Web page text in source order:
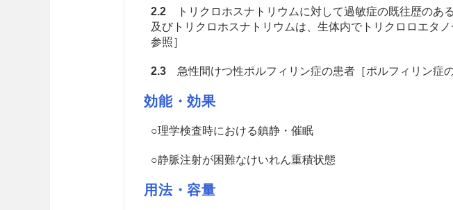
2.2トリクロホスナトリウムに対して過敏症の既往歴のあ
及びトリクロホスナトリウムは、生体内でトリクロロエタ
参照］
2.3急性間けつ性ポルフィリン症の患者［ポルフィリン症の
効能・効果
○理学検査時における鎮静・催眠
○静脈注射が困難なけいれん重積状態
用法・容量